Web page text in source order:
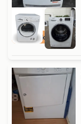
Leegverkoop OP=OP